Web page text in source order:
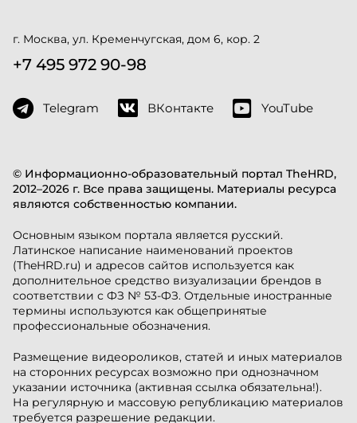
© Информационно-образовательный портал TheHRD,
2012–2026 г. Все права защищены. Материалы ресурса
являются собственностью компании.
Основным языком портала является русский.
Латинское написание наименований проектов
(TheHRD.ru) и адресов сайтов используется как
дополнительное средство визуализации брендов в
соответствии с ФЗ № 53-ФЗ. Отдельные иностранные
термины используются как общепринятые
профессиональные обозначения.
Размещение видеороликов, статей и иных материалов
на сторонних ресурсах возможно при однозначном
указании источника (активная ссылка обязательна!).
На регулярную и массовую републикацию материалов
требуется разрешение редакции.
г. Москва, ул. Кременчугская, дом 6, кор. 2
+7 495 972 90-98
Telegram ВКонтакте YouTube